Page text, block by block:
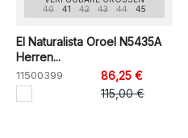
40
41 42 43 44 45
El Naturalista Oroel N5435A
Herren...
11500399
86,25 €
115,00 €